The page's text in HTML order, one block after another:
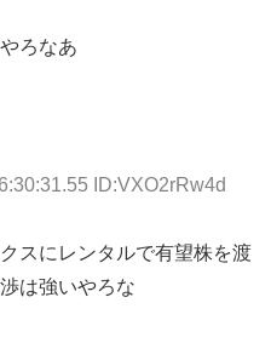
ろなあ
ID:VXO2rRw4d
スにレンタルで有望株を渡
は強いやろな